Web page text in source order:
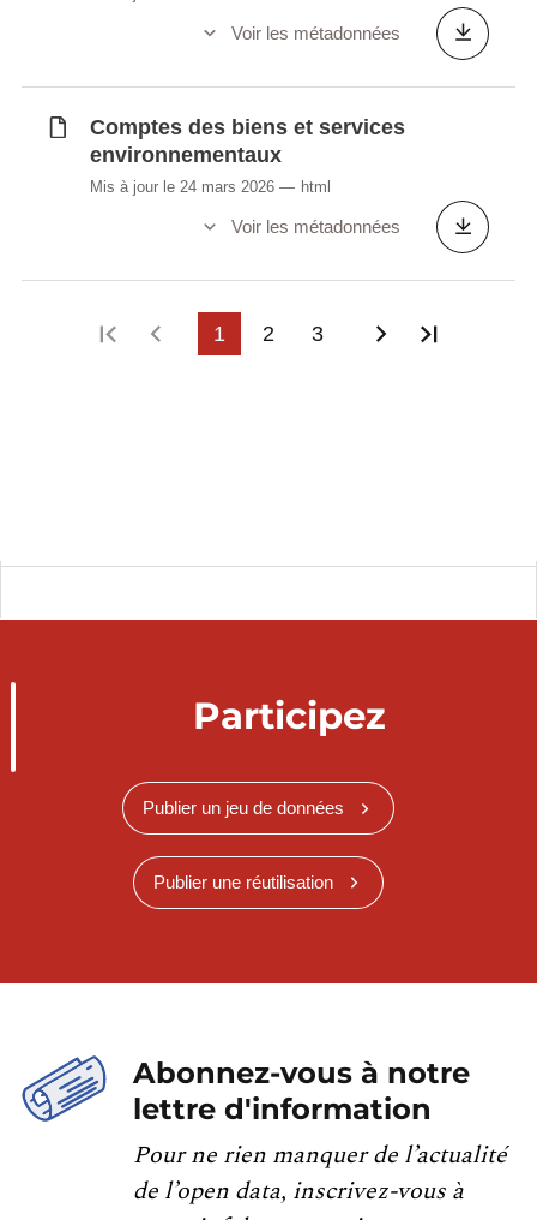
Voir les métadonnées
Comptes des biens et services
environnementaux
Mis à jour le 24 mars 2026 html
Voir les métadonnées
Première page
Page précédente
1 2 3 Page
Participez
Publier un jeu de données
Publier une réutilisation
Abonnez-vous à notre
lettre d'information
Pour ne rien manquer de l’actualité
de l’open data, inscrivez-vous à